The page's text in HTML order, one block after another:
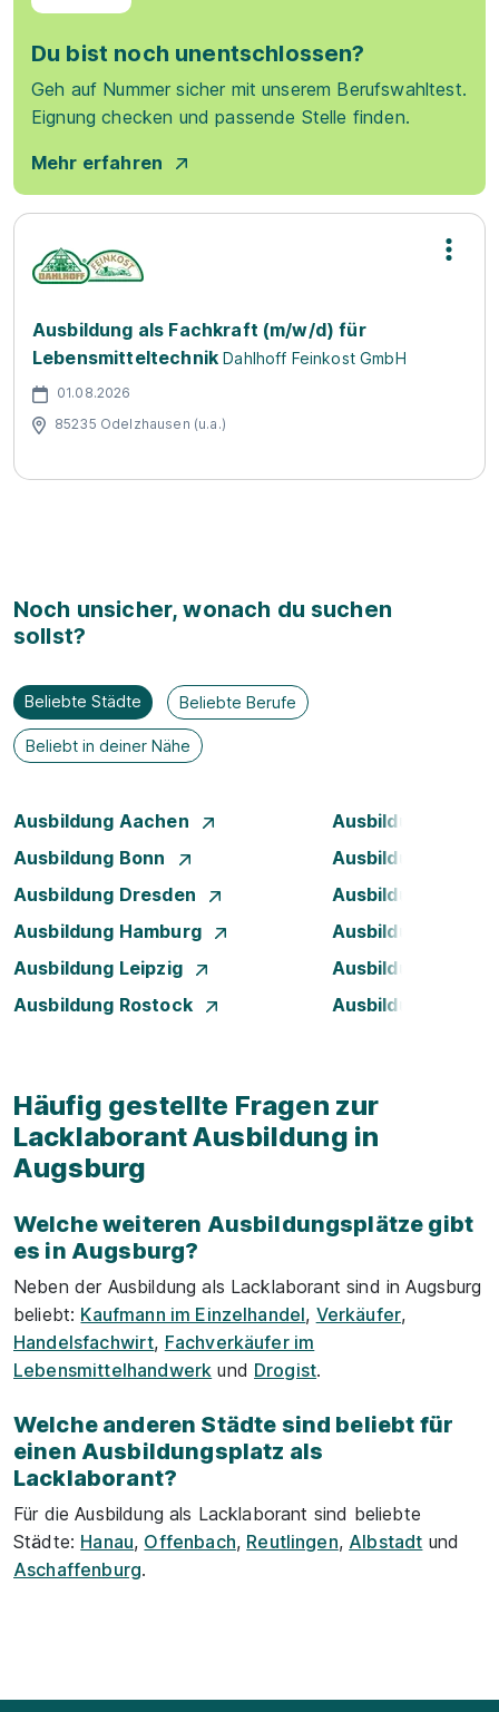
Du bist noch unentschlossen?
Geh auf Nummer sicher mit unserem Berufswahltest.
Eignung checken und passende Stelle finden.
Mehr erfahren
Ausbildung als Fachkraft (m/w/d) für
Lebensmitteltechnik Dahlhoff Feinkost GmbH
01.08.2026
85235 Odelzhausen (u.a.)
Noch unsicher, wonach du suchen
sollst?
Beliebte Städte Beliebte Berufe
Beliebt in deiner Nähe
Ausbildung Aachen
Ausbildung Berlin
Ausbildung Bonn
Ausbildung
Ausbildung Dresden
Ausbildung
Ausbildung Hamburg
Ausbildung
Ausbildung Leipzig
Ausbildung
Ausbildung Rostock
Ausbildung
Häufig gestellte Fragen zur
Lacklaborant Ausbildung in
Augsburg
Welche weiteren Ausbildungsplätze gibt
es in Augsburg?
Neben der Ausbildung als Lacklaborant sind in Augsburg
beliebt: Kaufmann im Einzelhandel, Verkäufer,
Handelsfachwirt, Fachverkäufer im
Lebensmittelhandwerk und Drogist.
Welche anderen Städte sind beliebt für
einen Ausbildungsplatz als
Lacklaborant?
Für die Ausbildung als Lacklaborant sind beliebte
Städte: Hanau, Offenbach, Reutlingen, Albstadt und
Aschaffenburg.